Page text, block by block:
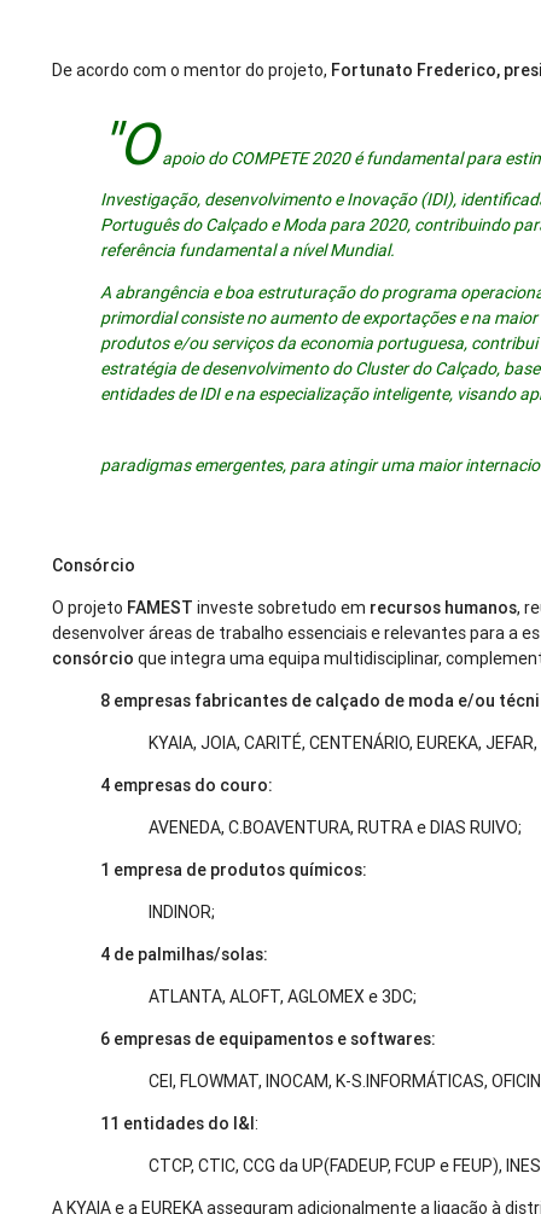
De acordo com o mentor do projeto, Fortunato Frederico,
"Oapoio do COMPETE 2020 é fundamental para
Investigação, desenvolvimento e Inovação (IDI),
Português do Calçado e Moda para 2020, contribuindo
referência fundamental a nível Mundial.
A abrangência e boa estruturação do programa
primordial consiste no aumento de exportações e na
produtos e/ou serviços da economia portuguesa,
estratégia de desenvolvimento do Cluster do Calçado,
entidades de IDI e na especialização inteligente, visando
paradigmas emergentes, para atingir uma maior
Consórcio
O projeto FAMEST investe sobretudo em recursos humanos,
desenvolver áreas de trabalho essenciais e relevantes para a
consórcio que integra uma equipa multidisciplinar,
8 empresas fabricantes de calçado de moda e/ou
KYAIA, JOIA, CARITÉ, CENTENÁRIO, EUREKA,
4 empresas do couro:
AVENEDA, C.BOAVENTURA, RUTRA e DIAS RUIVO;
1 empresa de produtos químicos:
INDINOR;
4 de palmilhas/solas:
ATLANTA, ALOFT, AGLOMEX e 3DC;
6 empresas de equipamentos e softwares:
CEI, FLOWMAT, INOCAM, K-S.INFORMÁTICAS,
11 entidades do I&I:
CTCP, CTIC, CCG da UP(FADEUP, FCUP e FEUP),
A KYAIA e a EUREKA asseguram adicionalmente a ligação à